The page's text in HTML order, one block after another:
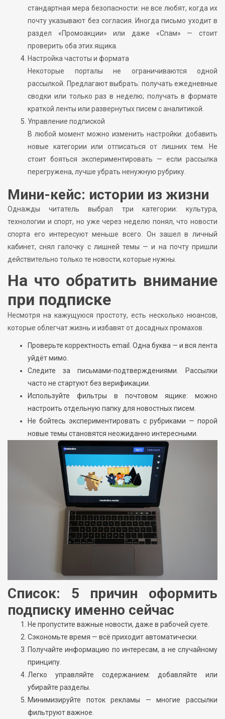
стандартная мера безопасности: не все любят, когда их
почту указывают без согласия. Иногда письмо уходит в
раздел «Промоакции» или даже «Спам» — стоит
проверить оба этих ящика.
Настройка частоты и формата
Некоторые порталы не ограничиваются одной
рассылкой. Предлагают выбрать: получать ежедневные
сводки или только раз в неделю; получать в формате
краткой ленты или развернутых писем с аналитикой.
Управление подпиской
В любой момент можно изменить настройки: добавить
новые категории или отписаться от лишних тем. Не
стоит бояться экспериментировать — если рассылка
перегружена, лучше убрать ненужную рубрику.
Мини-кейс: истории из жизни
Однажды читатель выбрал три категории: культура,
технологии и спорт, но уже через неделю понял, что новости
спорта его интересуют меньше всего. Он зашел в личный
кабинет, снял галочку с лишней темы — и на почту пришли
действительно только те новости, которые нужны.
На что обратить внимание
при подписке
Несмотря на кажущуюся простоту, есть несколько нюансов,
которые облегчат жизнь и избавят от досадных промахов.
Проверьте корректность email. Одна буква — и вся лента
уйдёт мимо.
Следите за письмами-подтверждениями. Рассылки
часто не стартуют без верификации.
Используйте фильтры в почтовом ящике: можно
настроить отдельную папку для новостных писем.
Не бойтесь экспериментировать с рубриками — порой
новые темы становятся неожиданно интересными.
Список: 5 причин оформить
подписку именно сейчас
Не пропустите важные новости, даже в рабочей суете.
Сэкономьте время — всё приходит автоматически.
Получайте информацию по интересам, а не случайному
принципу.
Легко управляйте содержанием: добавляйте или
убирайте разделы.
Минимизируйте поток рекламы — многие рассылки
фильтруют важное.